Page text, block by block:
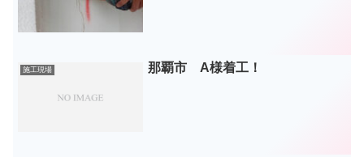
施工現場 那覇市 A様着工！